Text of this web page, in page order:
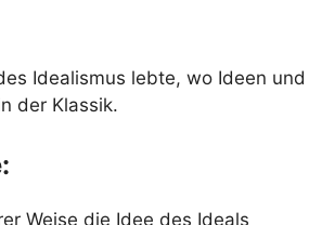
Idealismus lebte, wo Ideen und
der Klassik.
Weise die Idee des Ideals